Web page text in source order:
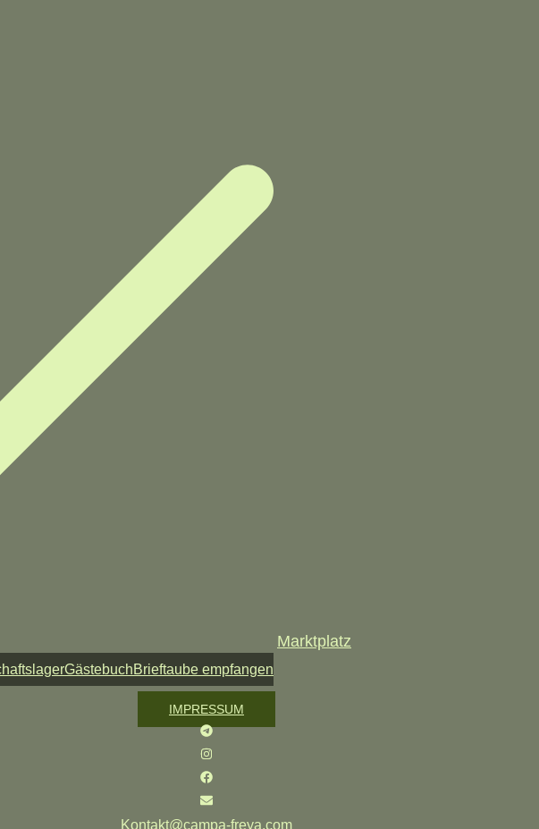
GästebuchBrieftaube empfangen
Marktplatz
IMPRESSUM
Kontakt@campa-freya.com